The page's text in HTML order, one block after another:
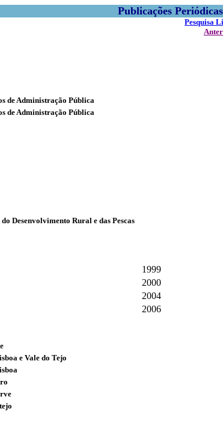
Publicações
Pesquisa
de Administração Pública
de Administração Pública
Desenvolvimento Rural e das Pescas
1999
2000
2004
2006
e Vale do Tejo